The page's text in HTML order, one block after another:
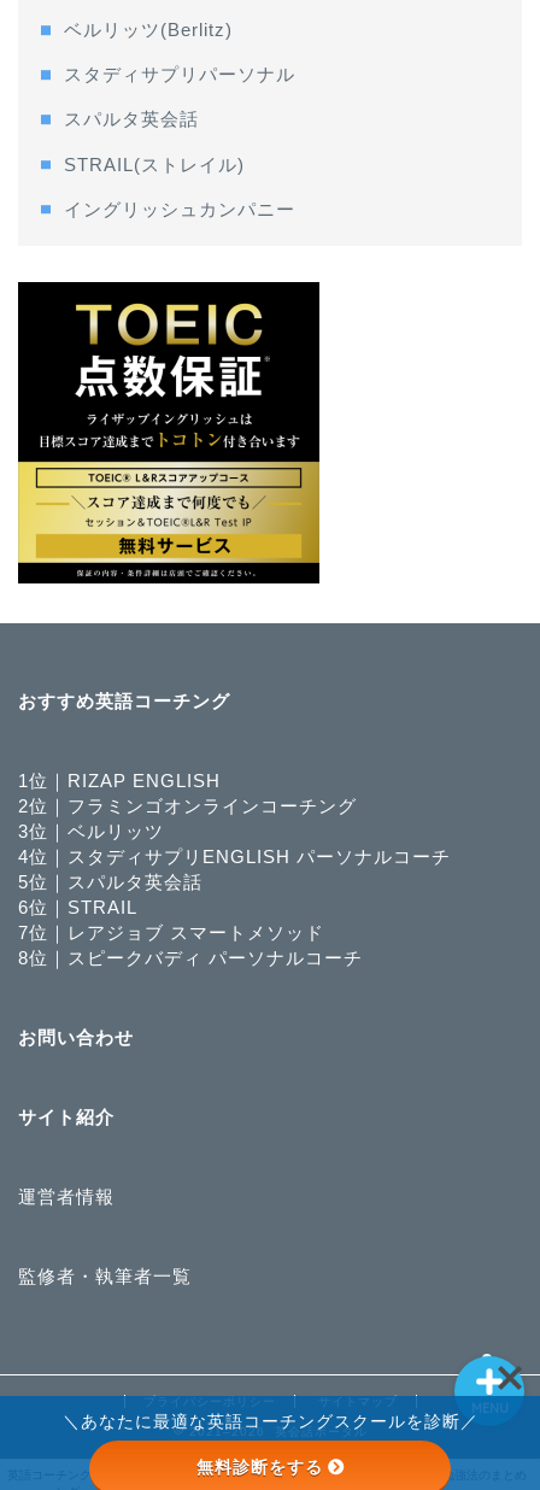
ベルリッツ(Berlitz)
スタディサプリパーソナル
スパルタ英会話
STRAIL(ストレイル)
イングリッシュカンパニー
おすすめ英語コーチング
1位｜RIZAP ENGLISH
2位｜フラミンゴオンラインコーチング
3位｜ベルリッツ
4位｜スタディサプリENGLISH パーソナルコーチ
5位｜スパルタ英会話
6位｜STRAIL
7位｜レアジョブ スマートメソッド
8位｜スピークバディ パーソナルコーチ
お問い合わせ
サイト紹介
運営者情報
監修者・執筆者一覧
2021–2026 英会話ポータル
英語コーチングランキ
ライザップイングリッ
STRAIL 英語勉強法のまとめ
MENU
＼あなたに最適な英語コーチングスクールを診断／
無料診断をする